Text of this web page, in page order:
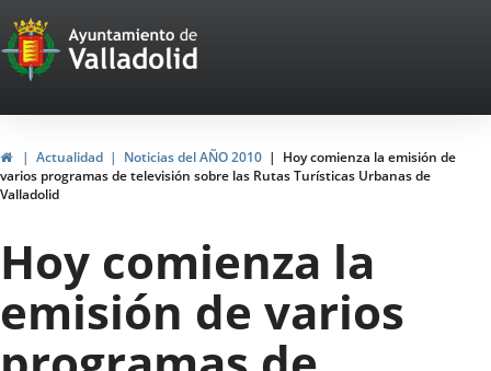
Portal
Web
del
Ayuntamiento
de
Valladolid
HomeActualidad Noticias del AÑO 2010
Hoy comienza la emisión de
varios programas de televisión sobre las Rutas Turísticas Urbanas de
Valladolid
Hoy comienza la
emisión de varios